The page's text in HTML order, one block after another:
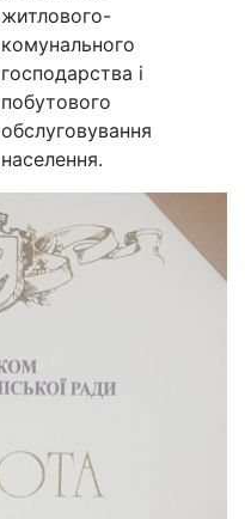
житлового-
комунального
господарства і
побутового
обслуговування
населення.